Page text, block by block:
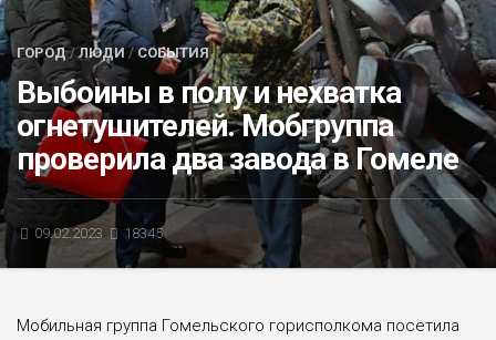
БЛИЦ-ОПРОС
АФИША
ГОРОД/ЛЮДИ/СОБЫТИЯ
Выбоины в полу и нехватка
огнетушителей. Мобгруппа
проверила два завода в Гомеле
09.02.2023 18345
Мобильная группа Гомельского горисполкома посетила